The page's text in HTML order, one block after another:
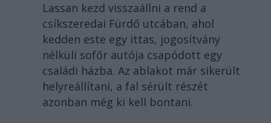
Lassan kezd visszaállni a rend a
csíkszeredai Fürdő utcában, ahol
kedden este egy ittas, jogosítvány
nélküli sofőr autója csapódott egy
családi házba. Az ablakot már sikerült
helyreállítani, a fal sérült részét
azonban még ki kell bontani.